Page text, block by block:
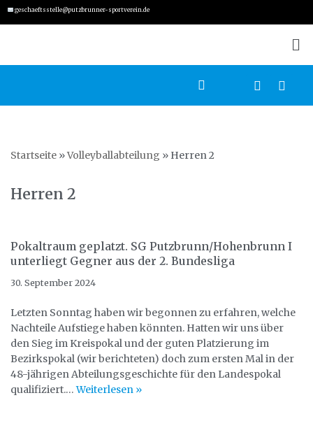
springen
geschaeftsstelle@putzbrunner-sportverein.de
Startseite »Volleyballabteilung » Herren 2
Herren 2
Pokaltraum geplatzt. SG Putzbrunn/Hohenbrunn I
unterliegt Gegner aus der 2. Bundesliga
30. September 2024
Letzten Sonntag haben wir begonnen zu erfahren, welche
Nachteile Aufstiege haben könnten. Hatten wir uns über
den Sieg im Kreispokal und der guten Platzierung im
Bezirkspokal (wir berichteten) doch zum ersten Mal in der
48-jährigen Abteilungsgeschichte für den Landespokal
qualifiziert.…Weiterlesen »